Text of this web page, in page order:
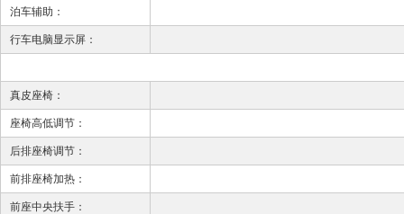
泊车辅助：
行车电脑显示屏：
真皮座椅：
座椅高低调节：
后排座椅调节：
前排座椅加热：
前座中央扶手：